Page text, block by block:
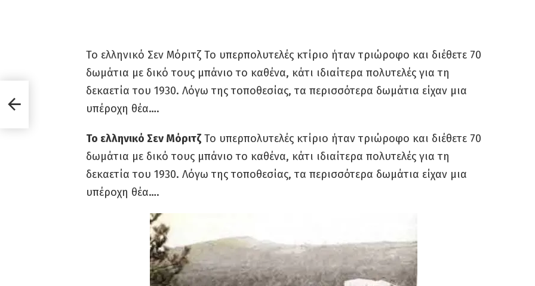
Το ελληνικό Σεν Μόριτζ Το υπερπολυτελές κτίριο ήταν τριώροφο και διέθετε 70
δωμάτια με δικό τους μπάνιο το καθένα, κάτι ιδιαίτερα πολυτελές για τη
δεκαετία του 1930. Λόγω της τοποθεσίας, τα περισσότερα δωμάτια είχαν μια
υπέροχη θέα….
Το ελληνικό Σεν Μόριτζ Το υπερπολυτελές κτίριο ήταν τριώροφο και διέθετε 70
δωμάτια με δικό τους μπάνιο το καθένα, κάτι ιδιαίτερα πολυτελές για τη
δεκαετία του 1930. Λόγω της τοποθεσίας, τα περισσότερα δωμάτια είχαν μια
υπέροχη θέα….
το